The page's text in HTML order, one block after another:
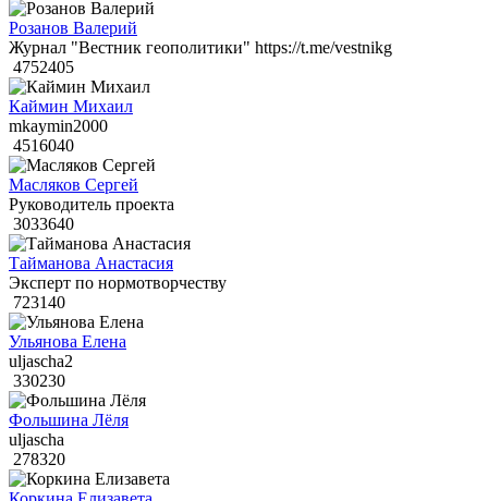
Розанов Валерий
Журнал "Вестник геополитики" https://t.me/vestnikg
4752405
Каймин Михаил
mkaymin2000
4516040
Масляков Сергей
Руководитель проекта
3033640
Тайманова Анастасия
Эксперт по нормотворчеству
723140
Ульянова Елена
uljascha2
330230
Фольшина Лёля
uljascha
278320